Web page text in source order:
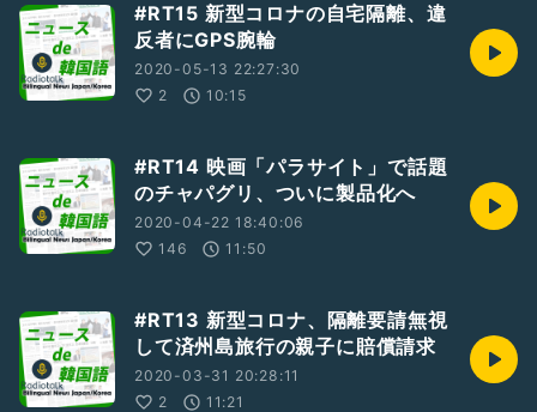
#RT15 新型コロナの自宅隔離、違
反者にGPS腕輪
2020-05-13 22:27:30
2
10:15
#RT14 映画「パラサイト」で話題
のチャパグリ、ついに製品化へ
2020-04-22 18:40:06
146
11:50
#RT13 新型コロナ、隔離要請無視
して済州島旅行の親子に賠償請求
2020-03-31 20:28:11
2
11:21